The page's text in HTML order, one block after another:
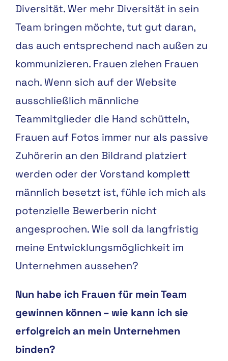
Diversität. Wer mehr Diversität in sein
Team bringen möchte, tut gut daran,
das auch entsprechend nach außen zu
kommunizieren. Frauen ziehen Frauen
nach. Wenn sich auf der Website
ausschließlich männliche
Teammitglieder die Hand schütteln,
Frauen auf Fotos immer nur als passive
Zuhörerin an den Bildrand platziert
werden oder der Vorstand komplett
männlich besetzt ist, fühle ich mich als
potenzielle Bewerberin nicht
angesprochen. Wie soll da langfristig
meine Entwicklungsmöglichkeit im
Unternehmen aussehen?
Nun habe ich Frauen für mein Team
gewinnen können – wie kann ich sie
erfolgreich an mein Unternehmen
binden?